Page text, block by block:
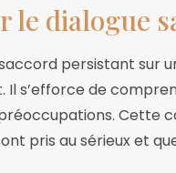
le dialogue
persistant sur
Il s’efforce de
Cette
pris au sérieux et